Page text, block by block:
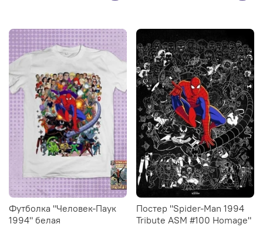
Футболка "Человек-Паук
1994" белая
Постер "Spider-Man 1994
Tribute ASM #100 Homage"